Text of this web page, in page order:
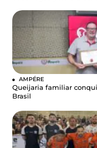
AMPÉRE
Queijaria familiar
Brasil